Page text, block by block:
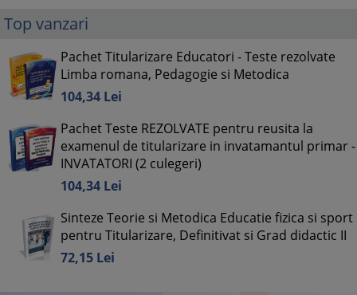
Top vanzari
Pachet Titularizare Educatori - Teste rezolvate
Limba romana, Pedagogie si Metodica
104,34 Lei
Pachet Teste REZOLVATE pentru reusita la
examenul de titularizare in invatamantul primar -
INVATATORI (2 culegeri)
104,34 Lei
Sinteze Teorie si Metodica Educatie fizica si sport
pentru Titularizare, Definitivat si Grad didactic II
72,15 Lei